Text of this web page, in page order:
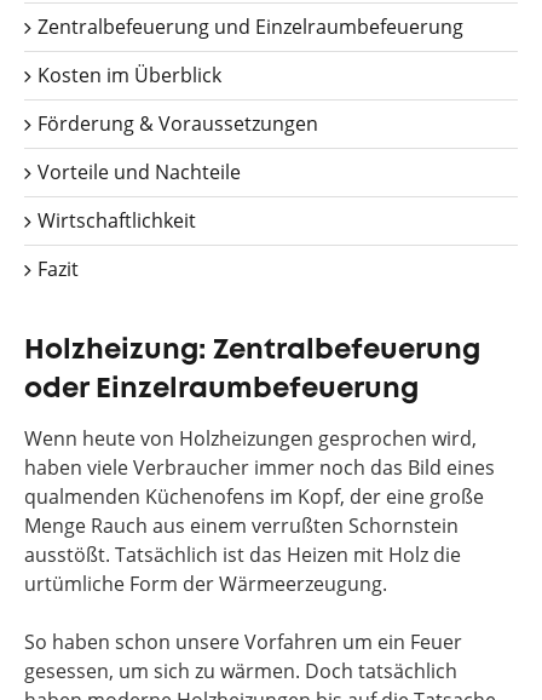
Zentralbefeuerung und Einzelraumbefeuerung
Kosten im Überblick
Förderung & Voraussetzungen
Vorteile und Nachteile
Wirtschaftlichkeit
Fazit
Holzheizung: Zentralbefeuerung
oder Einzelraumbefeuerung
Wenn heute von Holzheizungen gesprochen wird,
haben viele Verbraucher immer noch das Bild eines
qualmenden Küchenofens im Kopf, der eine große
Menge Rauch aus einem verrußten Schornstein
ausstößt. Tatsächlich ist das Heizen mit Holz die
urtümliche Form der Wärmeerzeugung.
So haben schon unsere Vorfahren um ein Feuer
gesessen, um sich zu wärmen. Doch tatsächlich